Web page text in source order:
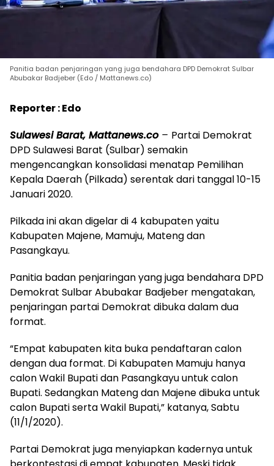
Panitia badan penjaringan yang juga bendahara DPD Demokrat Sulbar
Abubakar Badjeber (Edo / Mattanews.co)
Reporter : Edo
Sulawesi Barat, Mattanews.co– Partai Demokrat
DPD Sulawesi Barat (Sulbar) semakin
mengencangkan konsolidasi menatap Pemilihan
Kepala Daerah (Pilkada) serentak dari tanggal 10-15
Januari 2020.
Pilkada ini akan digelar di 4 kabupaten yaitu
Kabupaten Majene, Mamuju, Mateng dan
Pasangkayu.
Panitia badan penjaringan yang juga bendahara DPD
Demokrat Sulbar Abubakar Badjeber mengatakan,
penjaringan partai Demokrat dibuka dalam dua
format.
“Empat kabupaten kita buka pendaftaran calon
dengan dua format. Di Kabupaten Mamuju hanya
calon Wakil Bupati dan Pasangkayu untuk calon
Bupati. Sedangkan Mateng dan Majene dibuka untuk
calon Bupati serta Wakil Bupati,” katanya, Sabtu
(11/1/2020).
Partai Demokrat juga menyiapkan kadernya untuk